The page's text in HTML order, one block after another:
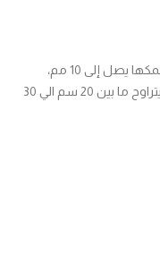
الوتر ستوب منه جهة يكون فيها برونزيات سمكها يصل إلى 10 مم،
وطول الوتر ستوب يصل الى 30 متر وعرضه يتراوح ما بين 20 سم الي 30